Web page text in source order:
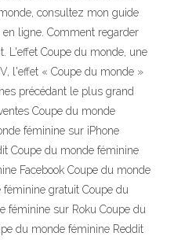
consultez mon guide
ligne. Comment regarder
L'effet Coupe du monde, une
l'effet « Coupe du monde »
précédant le plus grand
Coupe du monde
féminine sur iPhone
Coupe du monde féminine
Facebook Coupe du monde
gratuit Coupe du
féminine sur Roku Coupe du
du monde féminine Reddit